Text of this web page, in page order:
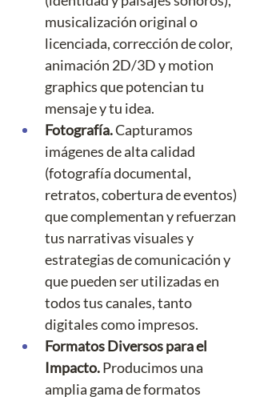
musicalización original o
licenciada, corrección de color,
animación 2D/3D y motion
graphics que potencian tu
mensaje y tu idea.
Fotografía. Capturamos
imágenes de alta calidad
(fotografía documental,
retratos, cobertura de eventos)
que complementan y refuerzan
tus narrativas visuales y
estrategias de comunicación y
que pueden ser utilizadas en
todos tus canales, tanto
digitales como impresos.
Formatos Diversos para el
Impacto. Producimos una
amplia gama de formatos